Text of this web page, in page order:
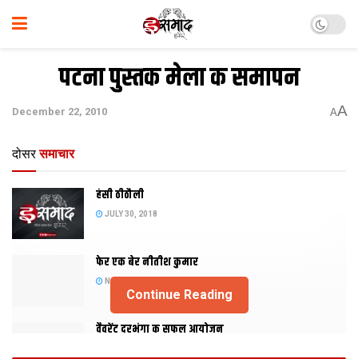
पटना पुस्तक मेला क समापन
December 22, 2010 AA
दोसर समाचार
हंसी ठीठौली
JULY 30, 2018
फेर एक बेर नीतीश कुमार
NOVEMBER 20, 2015
वैवरेंट दरभंगा क सफल आयोजन
Continue Reading